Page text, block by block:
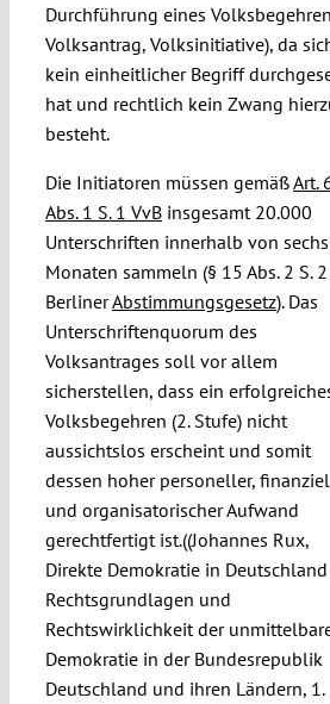
Durchführung eines
Volksantrag, Volksinitiative), da
kein einheitlicher Begriff
hat und rechtlich kein Zwang
besteht.
Die Initiatoren müssen gemäßArt.
Abs. 1 S. 1 VvBinsgesamt 20.000
Unterschriften innerhalb von sechs
Monaten sammeln (§ 15 Abs. 2 S. 2
BerlinerAbstimmungsgesetz). Das
Unterschriftenquorum des
Volksantrages soll vor allem
sicherstellen, dass ein
Volksbegehren (2. Stufe) nicht
aussichtslos erscheint und somit
dessen hoher personeller,
und organisatorischer Aufwand
gerechtfertigt ist.((Johannes Rux,
Direkte Demokratie in
Rechtsgrundlagen und
Rechtswirklichkeit der
Demokratie in der Bundesrepublik
Deutschland und ihren Ländern, 1.